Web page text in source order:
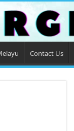
Contact Us